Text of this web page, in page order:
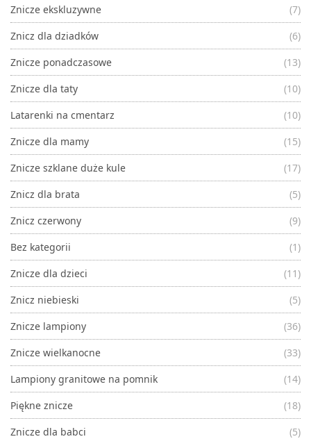
Znicze ekskluzywne
(7)
Znicz dla dziadków
(6)
Znicze ponadczasowe
(13)
Znicze dla taty
(10)
Latarenki na cmentarz
(10)
Znicze dla mamy
(15)
Znicze szklane duże kule
(17)
Znicz dla brata
(5)
Znicz czerwony
(9)
Bez kategorii
(1)
Znicze dla dzieci
(11)
Znicz niebieski
(5)
Znicze lampiony
(36)
Znicze wielkanocne
(33)
Lampiony granitowe na pomnik
(14)
Piękne znicze
(18)
Znicze dla babci
(5)